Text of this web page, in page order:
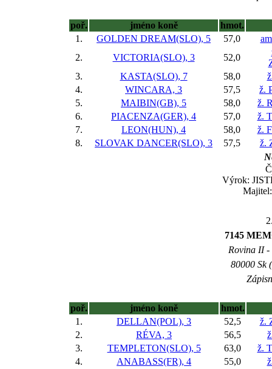
poř. jméno koně
hmot.
1.
GOLDEN DREAM(SLO), 5 57,0
2.
VICTORIA(SLO), 3 52,0
3.
KASTA(SLO), 7 58,0
4.
WINCARA, 3 57,5
ž.
5.
MAIBIN(GB), 5 58,0
ž.
6.
PIACENZA(GER), 4 57,0
ž.
7.
LEON(HUN), 4 58,0
ž.
8.
SLOVAK DANCER(SLO), 3 57,5
ž.
Výrok:
7145
Rovina II -
80000 Sk
poř. jméno koně
hmot.
1.
DELLAN(POL), 3 52,5
ž.
2.
RÉVA, 3 56,5
3.
TEMPLETON(SLO), 5 63,0
ž.
4.
ANABASS(FR), 4 55,0